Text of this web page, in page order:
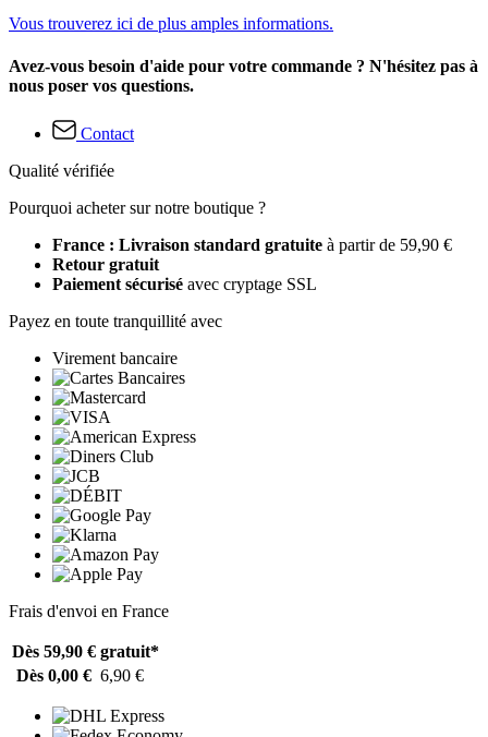
Vous trouverez ici de plus amples informations.
Avez-vous besoin d'aide pour votre commande ? N'hésitez pas à
nous poser vos questions.
Contact
Qualité vérifiée
Pourquoi acheter sur notre boutique ?
France : Livraison standard gratuite à partir de 59,90 €
Retour gratuit
Paiement sécurisé avec cryptage SSL
Payez en toute tranquillité avec
Virement bancaire
Frais d'envoi en France
Dès 59,90 € gratuit*
Dès 0,00 € 6,90 €